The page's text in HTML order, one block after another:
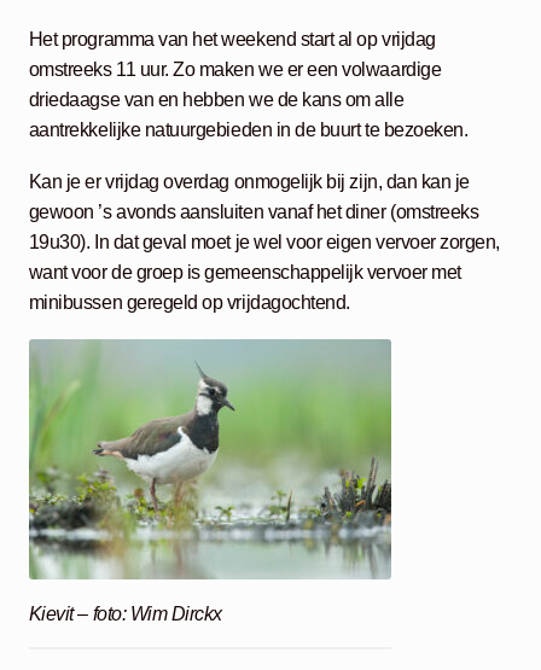
Het programma van het weekend start al op vrijdag
omstreeks 11 uur. Zo maken we er een volwaardige
driedaagse van en hebben we de kans om alle
aantrekkelijke natuurgebieden in de buurt te bezoeken.
Kan je er vrijdag overdag onmogelijk bij zijn, dan kan je
gewoon ’s avonds aansluiten vanaf het diner (omstreeks
19u30). In dat geval moet je wel voor eigen vervoer zorgen,
want voor de groep is gemeenschappelijk vervoer met
minibussen geregeld op vrijdagochtend.
Kievit – foto: Wim Dirckx